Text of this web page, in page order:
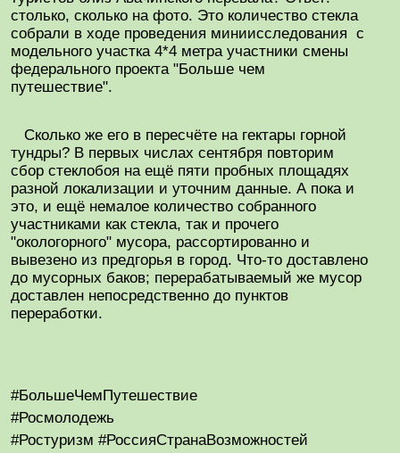
столько, сколько на фото. Это количество стекла
собрали в ходе проведения миниисследования с
модельного участка 4*4 метра участники смены
федерального проекта "Больше чем
путешествие".
Сколько же его в пересчёте на гектары горной
тундры? В первых числах сентября повторим
сбор стеклобоя на ещё пяти пробных площадях
разной локализации и уточним данные. А пока и
это, и ещё немалое количество собранного
участниками как стекла, так и прочего
"окологорного" мусора, рассортированно и
вывезено из предгорья в город. Что-то доставлено
до мусорных баков; перерабатываемый же мусор
доставлен непосредственно до пунктов
переработки.
#БольшеЧемПутешествие
#Росмолодежь
#Ростуризм #РоссияСтранаВозможностей